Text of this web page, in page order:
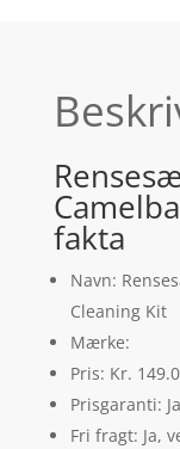
fakta
Navn:
Cleaning Kit
Mærke:
Pris: Kr.
Prisgaranti: Ja
Fri fragt: Ja,